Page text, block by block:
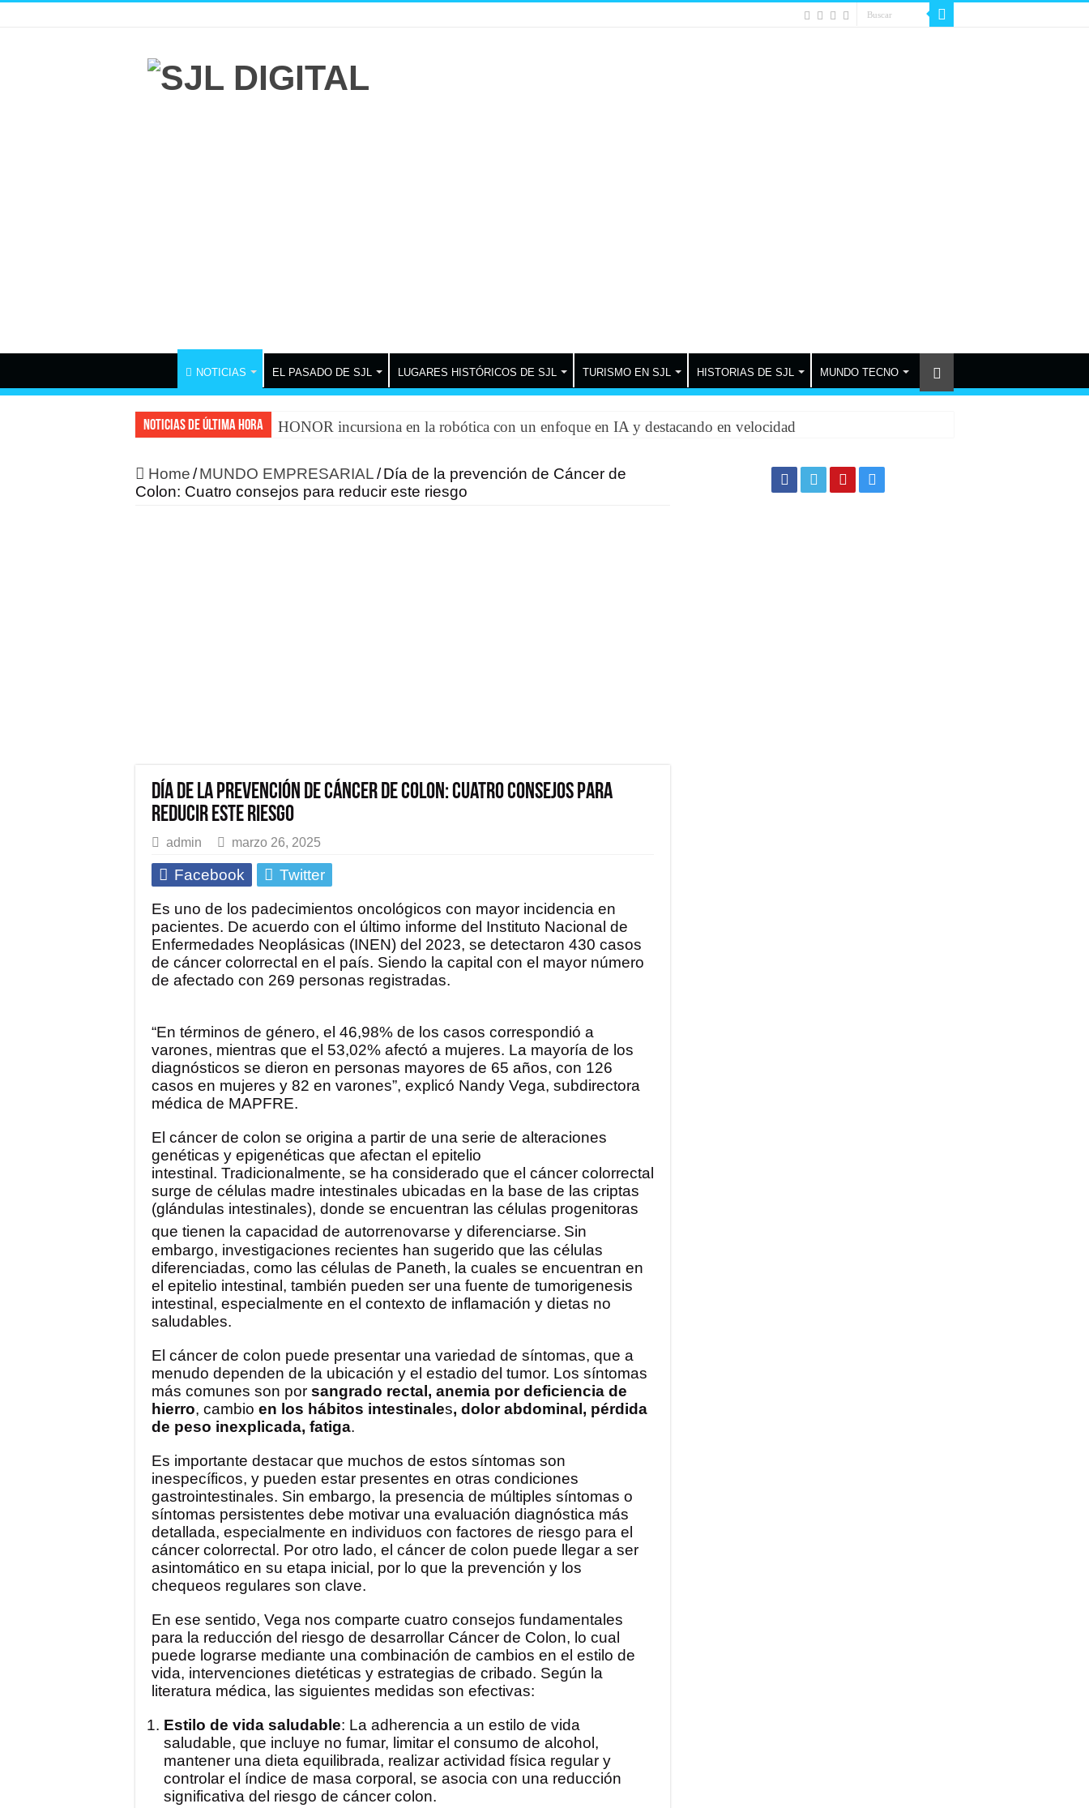
NOTICIAS EL PASADO DE SJL LUGARES HISTÓRICOS DE SJL TURISMO EN SJL HISTORIAS DE SJL MUNDO TECNO
Noticias de última hora HONOR incursiona en la robótica con un enfoque en IA y destacando en velocidad
Home/MUNDO EMPRESARIAL/Día de la prevención de Cáncer de
Colon: Cuatro consejos para reducir este riesgo
Día de la prevención de Cáncer de Colon: Cuatro consejos para
reducir este riesgo
admin marzo 26, 2025
Facebook
Twitter
Es uno de los padecimientos oncológicos con mayor incidencia en
pacientes. De acuerdo con el último informe del Instituto Nacional de
Enfermedades Neoplásicas (INEN) del 2023, se detectaron 430 casos
de cáncer colorrectal en el país. Siendo la capital con el mayor número
de afectado con 269 personas registradas.
“En términos de género, el 46,98% de los casos correspondió a
varones, mientras que el 53,02% afectó a mujeres. La mayoría de los
diagnósticos se dieron en personas mayores de 65 años, con 126
casos en mujeres y 82 en varones”, explicó Nandy Vega, subdirectora
médica de MAPFRE.
El cáncer de colon se origina a partir de una serie de alteraciones
genéticas y epigenéticas que afectan el epitelio
intestinal. Tradicionalmente, se ha considerado que el cáncer colorrectal
surge de células madre intestinales ubicadas en la base de las criptas
(glándulas intestinales), donde se encuentran las células progenitoras
que tienen la capacidad de autorrenovarse y diferenciarse. Sin
embargo, investigaciones recientes han sugerido que las células
diferenciadas, como las células de Paneth, la cuales se encuentran en
el epitelio intestinal, también pueden ser una fuente de tumorigenesis
intestinal, especialmente en el contexto de inflamación y dietas no
saludables.
El cáncer de colon puede presentar una variedad de síntomas, que a
menudo dependen de la ubicación y el estadio del tumor. Los síntomas
más comunes son por sangrado rectal, anemia por deficiencia de
hierro, cambio en los hábitos intestinales, dolor abdominal, pérdida
de peso inexplicada, fatiga.
Es importante destacar que muchos de estos síntomas son
inespecíficos, y pueden estar presentes en otras condiciones
gastrointestinales. Sin embargo, la presencia de múltiples síntomas o
síntomas persistentes debe motivar una evaluación diagnóstica más
detallada, especialmente en individuos con factores de riesgo para el
cáncer colorrectal. Por otro lado, el cáncer de colon puede llegar a ser
asintomático en su etapa inicial, por lo que la prevención y los
chequeos regulares son clave.
En ese sentido, Vega nos comparte cuatro consejos fundamentales
para la reducción del riesgo de desarrollar Cáncer de Colon, lo cual
puede lograrse mediante una combinación de cambios en el estilo de
vida, intervenciones dietéticas y estrategias de cribado. Según la
literatura médica, las siguientes medidas son efectivas:
Estilo de vida saludable: La adherencia a un estilo de vida
saludable, que incluye no fumar, limitar el consumo de alcohol,
mantener una dieta equilibrada, realizar actividad física regular y
controlar el índice de masa corporal, se asocia con una reducción
significativa del riesgo de cáncer colon.